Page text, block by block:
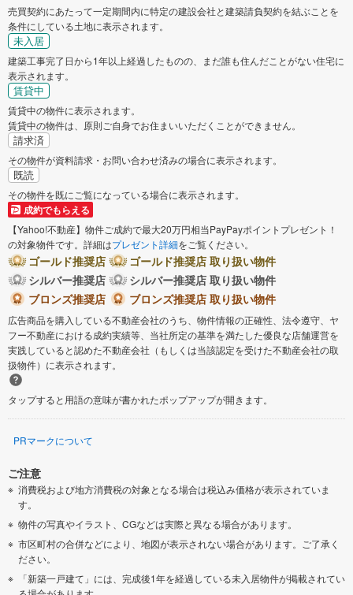
売買契約にあたって一定期間内に特定の建設会社と建築請負契約を結ぶことを
条件にしている土地に表示されます。
未入居
建築工事完了日から1年以上経過したものの、まだ誰も住んだことがない住宅に
表示されます。
賃貸中
賃貸中の物件に表示されます。
賃貸中の物件は、原則ご自身でお住まいいただくことができません。
請求済
その物件が資料請求・お問い合わせ済みの場合に表示されます。
既読
その物件を既にご覧になっている場合に表示されます。
成約でもらえる
【Yahoo!不動産】物件ご成約で最大20万円相当PayPayポイントプレゼント！
の対象物件です。詳細はプレゼント詳細をご覧ください。
ゴールド推奨店
ゴールド推奨店 取り扱い物件
シルバー推奨店
シルバー推奨店 取り扱い物件
ブロンズ推奨店
ブロンズ推奨店 取り扱い物件
広告商品を購入している不動産会社のうち、物件情報の正確性、法令遵守、ヤ
フー不動産における成約実績等、当社所定の基準を満たした優良な店舗運営を
実践していると認めた不動産会社（もしくは当該認定を受けた不動産会社の取
扱物件）に表示されます。
タップすると用語の意味が書かれたポップアップが開きます。
PRマークについて
ご注意
消費税および地方消費税の対象となる場合は税込み価格が表示されていま
す。
物件の写真やイラスト、CGなどは実際と異なる場合があります。
市区町村の合併などにより、地図が表示されない場合があります。ご了承く
ださい。
「新築一戸建て」には、完成後1年を経過している未入居物件が掲載されてい